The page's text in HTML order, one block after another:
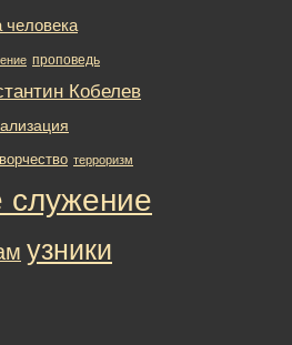
человека
проповедь
Кобелев
терроризм
узники